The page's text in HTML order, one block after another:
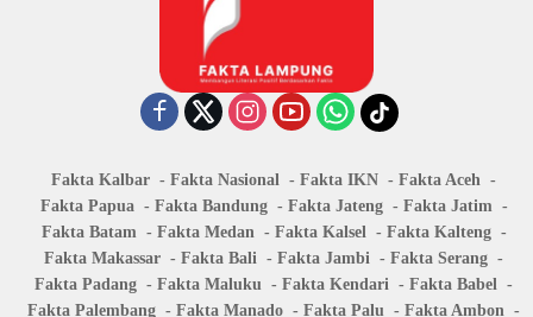
Fakta Kalbar Fakta Nasional Fakta IKN
Fakta Aceh
Fakta Papua
Fakta Bandung Fakta Jateng
Fakta Jatim
Fakta Batam
Fakta Medan Fakta Kalsel
Fakta Kalteng
Fakta Makassar
Fakta Bali Fakta Jambi
Fakta Serang
Fakta Padang
Fakta Maluku Fakta Kendari
Fakta Babel
Fakta Palembang
Fakta Manado Fakta Palu Fakta Ambon